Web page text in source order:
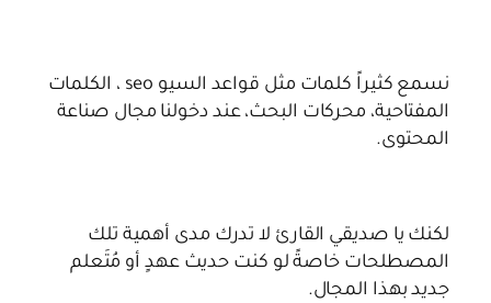
نسمع كثيراً كلمات مثل قواعد السيو seo ، الكلمات
المفتاحية، محركات البحث، عند دخولنا مجال صناعة
المحتوى.
لكنك يا صديقي القارئ لا تدرك مدى أهمية تلك
المصطلحات خاصةً لو كنت حديث عهدٍ أو مُتَعلم
جديد بهذا المجال.